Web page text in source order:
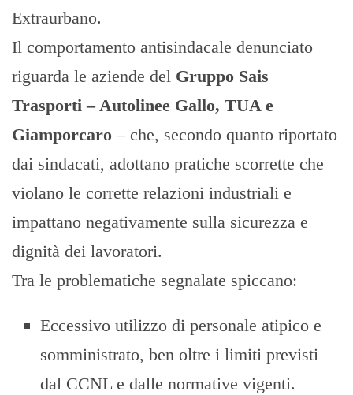
Extraurbano.
Il comportamento antisindacale denunciato
riguarda le aziende del Gruppo Sais
Trasporti – Autolinee Gallo, TUA e
Giamporcaro– che, secondo quanto riportato
dai sindacati, adottano pratiche scorrette che
violano le corrette relazioni industriali e
impattano negativamente sulla sicurezza e
dignità dei lavoratori.
Tra le problematiche segnalate spiccano:
Eccessivo utilizzo di personale atipico e
somministrato, ben oltre i limiti previsti
dal CCNL e dalle normative vigenti.